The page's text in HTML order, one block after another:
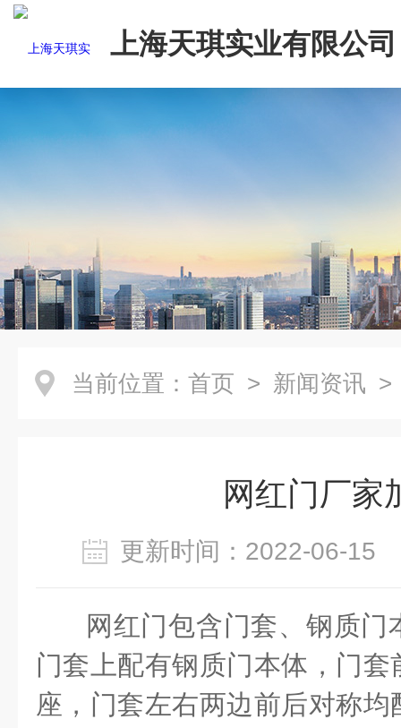
上海天琪实业有限公司
当前位置： 首页 > 新闻资讯 >
网红门厂家
更新时间：2022-06-
网红门包含门套、钢质
门套上配有钢质门本体，门
座，门套左右两边前后对称